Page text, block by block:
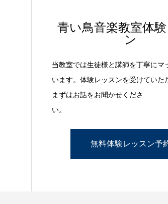
青い鳥音楽教室体
ン
当教室では生徒様と講師を丁寧にマ
います。体験レッスンを受けていた
まずはお話をお聞かせくださ
い
無料体験レッスン予